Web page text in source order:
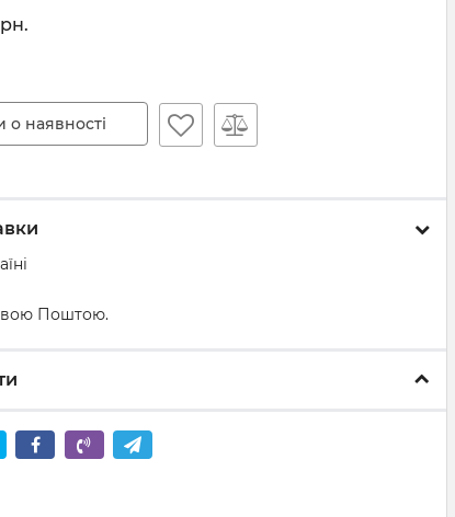
о наявності
Поштою.